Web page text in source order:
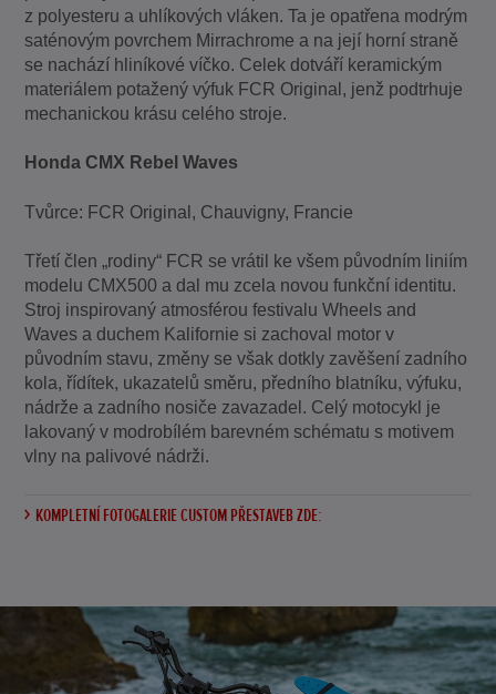
z polyesteru a uhlíkových vláken. Ta je opatřena modrým
saténovým povrchem Mirrachrome a na její horní straně
se nachází hliníkové víčko. Celek dotváří keramickým
materiálem potažený výfuk FCR Original, jenž podtrhuje
mechanickou krásu celého stroje.
Honda CMX Rebel Waves
Tvůrce: FCR Original, Chauvigny, Francie
Třetí člen „rodiny“ FCR se vrátil ke všem původním liniím
modelu CMX500 a dal mu zcela novou funkční identitu.
Stroj inspirovaný atmosférou festivalu Wheels and
Waves a duchem Kalifornie si zachoval motor v
původním stavu, změny se však dotkly zavěšení zadního
kola, řídítek, ukazatelů směru, předního blatníku, výfuku,
nádrže a zadního nosiče zavazadel. Celý motocykl je
lakovaný v modrobílém barevném schématu s motivem
vlny na palivové nádrži.
KOMPLETNÍ FOTOGALERIE CUSTOM PŘESTAVEB ZDE: